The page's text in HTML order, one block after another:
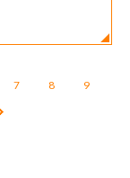
7 8
9